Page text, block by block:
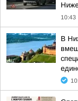
10:43
В